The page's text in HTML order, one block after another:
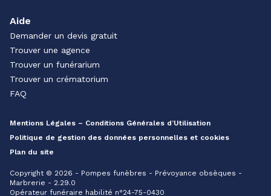
Aide
Demander un devis gratuit
Trouver une agence
Trouver un funérarium
Trouver un crématorium
FAQ
Mentions Légales – Conditions Générales d’Utilisation
Politique de gestion des données personnelles et cookies
Plan du site
Copyright © 2026 - Pompes funèbres - Prévoyance obsèques -
Marbrerie - 2.29.0
Opérateur funéraire habilité n°24-75-0430